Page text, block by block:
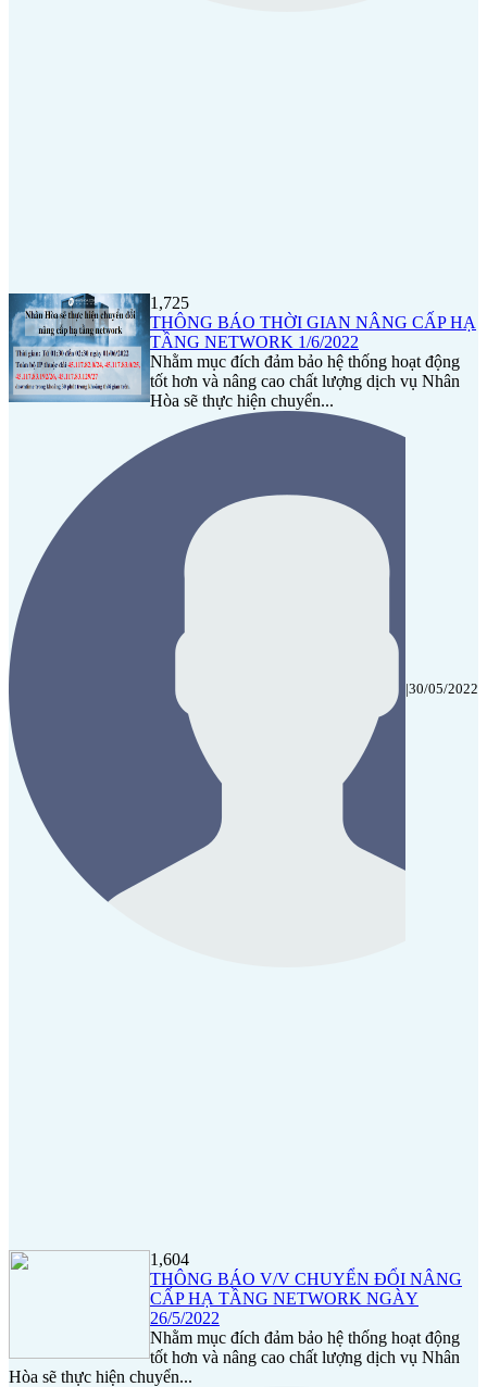
1,725
THÔNG BÁO THỜI GIAN NÂNG CẤP HẠ
TẦNG NETWORK 1/6/2022
Nhằm mục đích đảm bảo hệ thống hoạt động
tốt hơn và nâng cao chất lượng dịch vụ Nhân
Hòa sẽ thực hiện chuyển...
|30/05/2022
1,604
THÔNG BÁO V/V CHUYỂN ĐỔI NÂNG
CẤP HẠ TẦNG NETWORK NGÀY
26/5/2022
Nhằm mục đích đảm bảo hệ thống hoạt động
tốt hơn và nâng cao chất lượng dịch vụ Nhân
Hòa sẽ thực hiện chuyển...